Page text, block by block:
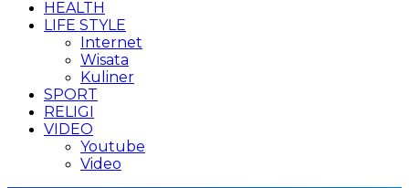
HEALTH
LIFE STYLE
Internet
Wisata
Kuliner
SPORT
RELIGI
VIDEO
Youtube
Video